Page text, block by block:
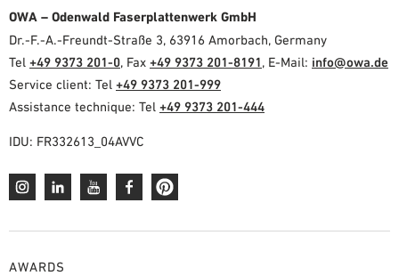
OWA – Odenwald Faserplattenwerk GmbH
Dr.-F.-A.-Freundt-Straße 3, 63916 Amorbach, Germany
Tel +49 9373 201-0, Fax +49 9373 201-8191, E-Mail: info@owa.de
Service client: Tel +49 9373 201-999
Assistance technique: Tel +49 9373 201-444
IDU: FR332613_04AVVC
AWARDS